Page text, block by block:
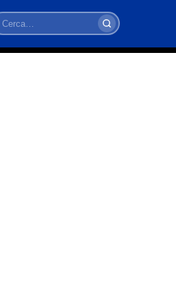
Cerca